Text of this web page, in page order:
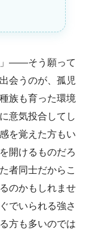
」――そう願って
会うのが、孤児
族も育った環境
意気投合してし
を覚えた方もい
開けるものだろ
者同士だからこ
のかもしれませ
でいられる強さ
方も多いのでは